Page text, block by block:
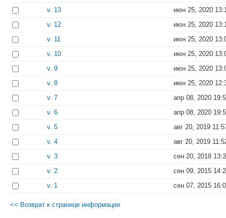
v. 13
июн 25, 2020
v. 12
июн 25, 2020
v. 11
июн 25, 2020
v. 10
июн 25, 2020
v. 9
июн 25, 2020
v. 8
июн 25, 2020
v. 7
апр 08, 2020
v. 6
апр 08, 2020
v. 5
авг 20, 2019
v. 4
авг 20, 2019
v. 3
сен 20, 2018
v. 2
сен 09, 2015
v. 1
сен 07, 2015
<< Возврат к странице информации